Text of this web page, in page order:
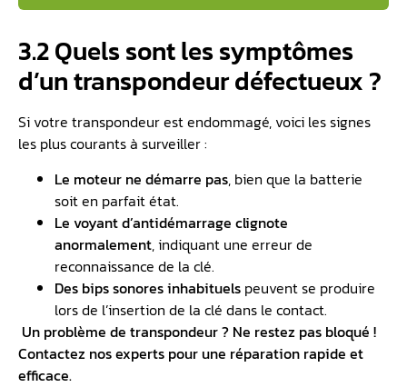
3.2 Quels sont les symptômes
d’un transpondeur défectueux ?
Si votre transpondeur est endommagé, voici les signes
les plus courants à surveiller :
Le moteur ne démarre pas, bien que la batterie
soit en parfait état.
Le voyant d’antidémarrage clignote
anormalement, indiquant une erreur de
reconnaissance de la clé.
Des bips sonores inhabituels peuvent se produire
lors de l’insertion de la clé dans le contact.
Un problème de transpondeur ? Ne restez pas bloqué !
Contactez nos experts pour une réparation rapide et
efficace.